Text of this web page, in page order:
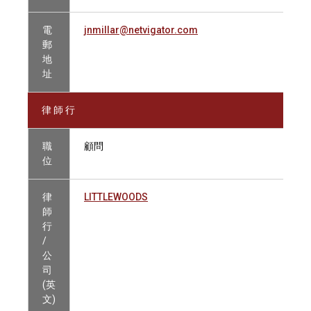
電
郵
地
址
jnmillar@netvigator.com
律 師 行
職
位
顧問
律
師
行
/
公
司
(英
文)
LITTLEWOODS